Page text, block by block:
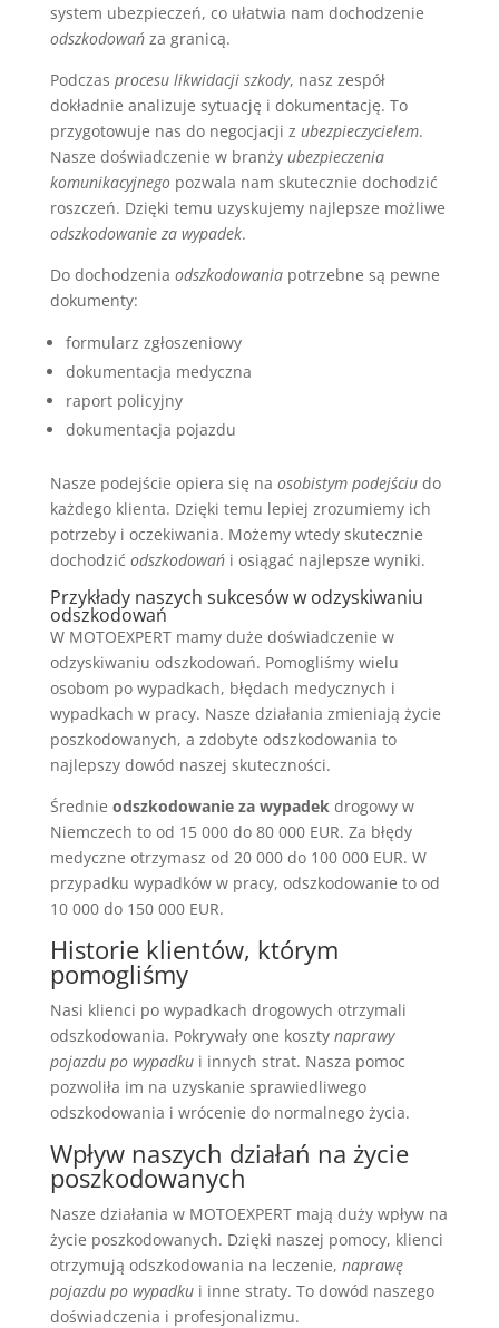
system ubezpieczeń, co ułatwia nam dochodzenie
odszkodowańza granicą.
Podczas procesu likwidacji szkody, nasz zespół
dokładnie analizuje sytuację i dokumentację. To
przygotowuje nas do negocjacji z ubezpieczycielem.
Nasze doświadczenie w branży ubezpieczenia
komunikacyjnegopozwala nam skutecznie dochodzić
roszczeń. Dzięki temu uzyskujemy najlepsze możliwe
odszkodowanie za wypadek.
Do dochodzenia odszkodowaniapotrzebne są pewne
dokumenty:
formularz zgłoszeniowy
dokumentacja medyczna
raport policyjny
dokumentacja pojazdu
Nasze podejście opiera się na osobistym podejściudo
każdego klienta. Dzięki temu lepiej zrozumiemy ich
potrzeby i oczekiwania. Możemy wtedy skutecznie
dochodzić odszkodowańi osiągać najlepsze wyniki.
Przykłady naszych sukcesów w odzyskiwaniu
odszkodowań
W MOTOEXPERT mamy duże doświadczenie w
odzyskiwaniu odszkodowań. Pomogliśmy wielu
osobom po wypadkach, błędach medycznych i
wypadkach w pracy. Nasze działania zmieniają życie
poszkodowanych, a zdobyte odszkodowania to
najlepszy dowód naszej skuteczności.
Średnie odszkodowanie za wypadekdrogowy w
Niemczech to od 15 000 do 80 000 EUR. Za błędy
medyczne otrzymasz od 20 000 do 100 000 EUR. W
przypadku wypadków w pracy, odszkodowanie to od
10 000 do 150 000 EUR.
Historie klientów, którym
pomogliśmy
Nasi klienci po wypadkach drogowych otrzymali
odszkodowania. Pokrywały one koszty naprawy
pojazdu po wypadkui innych strat. Nasza pomoc
pozwoliła im na uzyskanie sprawiedliwego
odszkodowania i wrócenie do normalnego życia.
Wpływ naszych działań na życie
poszkodowanych
Nasze działania w MOTOEXPERT mają duży wpływ na
życie poszkodowanych. Dzięki naszej pomocy, klienci
otrzymują odszkodowania na leczenie, naprawę
pojazdu po wypadkui inne straty. To dowód naszego
doświadczenia i profesjonalizmu.